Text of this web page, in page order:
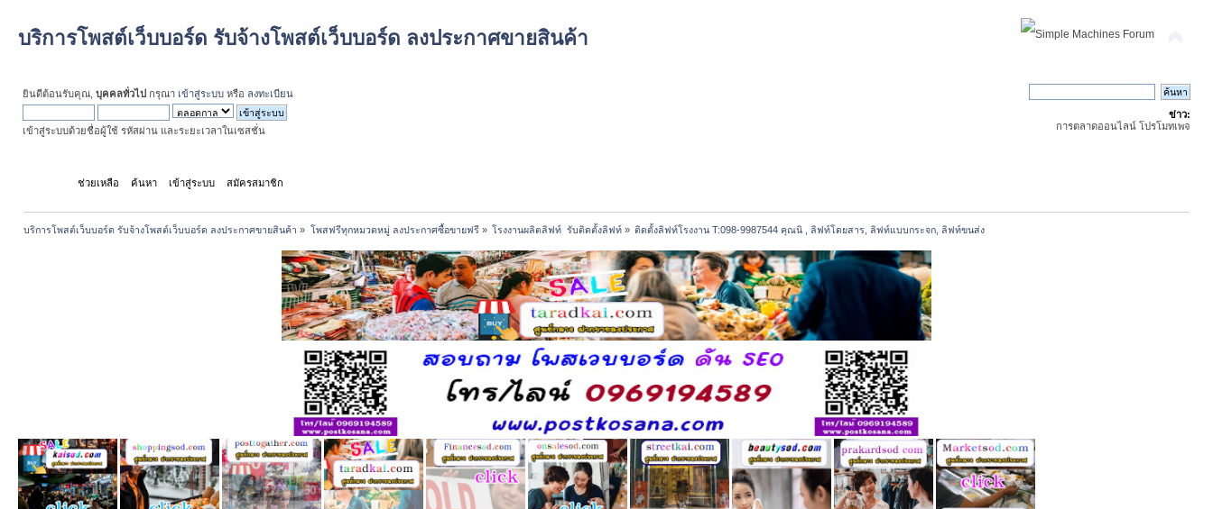
บริการโพสต์เว็บบอร์ด รับจ้างโพสต์เว็บบอร์ด ลงประกาศขายสินค้า
ยินดีต้อนรับคุณ, บุคคลทั่วไป กรุณา เข้าสู่ระบบ หรือ ลงทะเบียน
เข้าสู่ระบบด้วยชื่อผู้ใช้ รหัสผ่าน และระยะเวลาในเซสชั่น
ข่าว:
การตลาดออนไลน์ โปรโมทเพจ
ช่วยเหลือ ค้นหา เข้าสู่ระบบ สมัครสมาชิก
บริการโพสต์เว็บบอร์ด รับจ้างโพสต์เว็บบอร์ด ลงประกาศขายสินค้า » โพสฟรีทุกหมวดหมู่ ลงประกาศซื้อขายฟรี» โรงงานผลิตลิฟท์  รับติดตั้งลิฟท์» ติดตั้งลิฟท์โรงงาน T:098-9987544 คุณนิ , ลิฟท์โดยสาร, ลิฟท์แบบกระจก, ลิฟท์ขนส่ง